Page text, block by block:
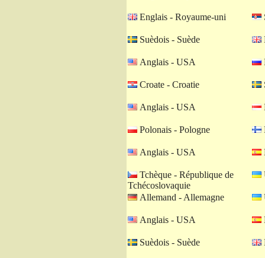
Englais - Royaume-uni
Suèdois - Suède
Anglais - USA
Croate - Croatie
Anglais - USA
Polonais - Pologne
Anglais - USA
Tchèque - République de
Tchécoslovaquie
Allemand - Allemagne
Anglais - USA
Suèdois - Suède